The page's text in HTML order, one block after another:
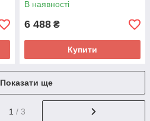
В наявності
6 488 ₴
Купити
Показати ще
1 / 3